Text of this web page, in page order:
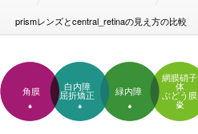
prismレンズとcentral_retinaの見え方の比較
角膜
白内障
屈折矯正
緑内障
網膜硝子
体
ぶどう膜
炎